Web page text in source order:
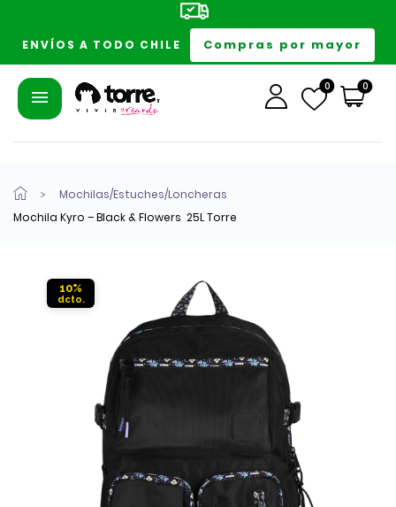
ENVÍOS A TODO CHILE Compras por mayor
0 0
Mochilas/Estuches/Loncheras
Mochila Kyro – Black & Flowers 25L Torre
10%